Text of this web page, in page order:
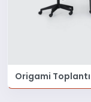
Origami Toplantı